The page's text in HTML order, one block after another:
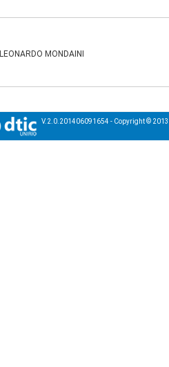
LEONARDO MONDAINI
V.2.0.201406091654 - Copyright ©